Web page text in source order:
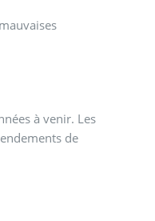
à venir. Les
de